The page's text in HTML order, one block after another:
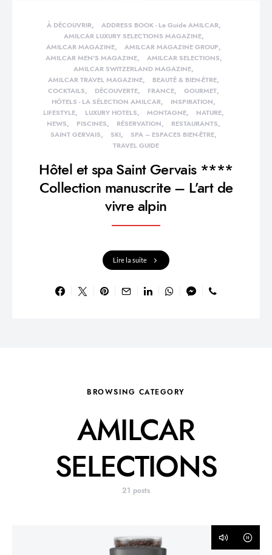
À DÉCOUVRIR
ADDRESS BOOK - Le Guide AMILCAR
AMILCAR LUXURY SELECTIONS MAGAZINE
AMILCAR MAGAZINE
AMILCAR MAGAZINE GROUP
AMILCAR MEN'S MAGAZINE
AMILCAR SELECTIONS
AMILCAR SWITZERLAND MAGAZINE
AMILCAR TRAVEL MAGAZINE
BEAUTÉ & BIEN-ÊTRE
COCKTAILS
DÉCOUVERTE FRANCE
GOURMET
HÔTELS - LA SÉLECTION AMILCAR
INSPIRATION
LIFESTYLE
LUXURY HOTELS MONTAGNE
NATURE
NEWS
PISCINES RÉSERVATION
RESTAURANTS
SAINT GERVAIS
SKI
SPA – ESPACES BIEN-ÊTRE
TRAVEL GUIDE
Hôtel et spa Saint Gervais ****
Collection manuscrite – L’art de
vivre alpin
Lire la suite
BROWSING CATEGORY
AMILCAR
SELECTIONS
21 posts